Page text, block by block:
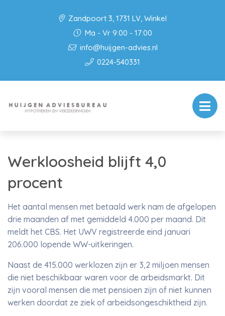
Zandpoort 3, 1731 LV, Winkel
Ma - Vr 9:00 - 17:00
info@huijgen-advies.nl
0224-540331
Werkloosheid blijft 4,0
procent
Het aantal mensen met betaald werk nam de afgelopen
drie maanden af met gemiddeld 4.000 per maand. Dit
meldt het CBS. Het UWV registreerde eind januari
206.000 lopende WW-uitkeringen.
Naast de 415.000 werklozen zijn er 3,2 miljoen mensen
die niet beschikbaar waren voor de arbeidsmarkt. Dit
zijn vooral mensen die met pensioen zijn of niet kunnen
werken doordat ze ziek of arbeidsongeschiktheid zijn.